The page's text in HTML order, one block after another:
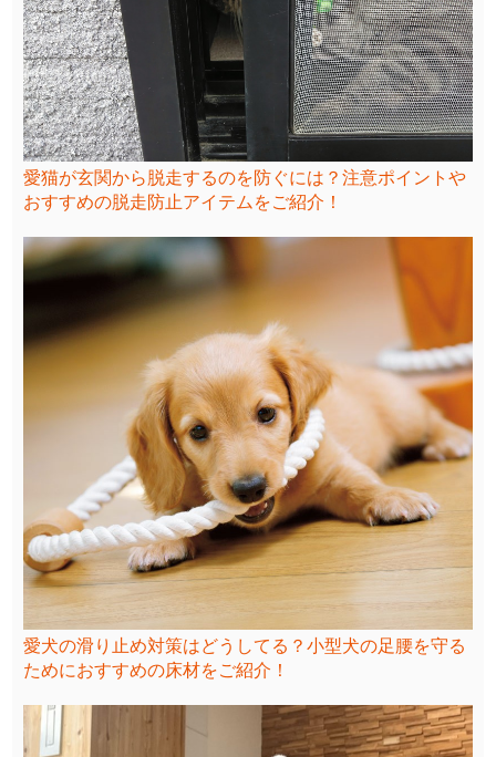
愛猫が玄関から脱走するのを防ぐには？注意ポイントや
おすすめの脱走防止アイテムをご紹介！
愛犬の滑り止め対策はどうしてる？小型犬の足腰を守る
ためにおすすめの床材をご紹介！